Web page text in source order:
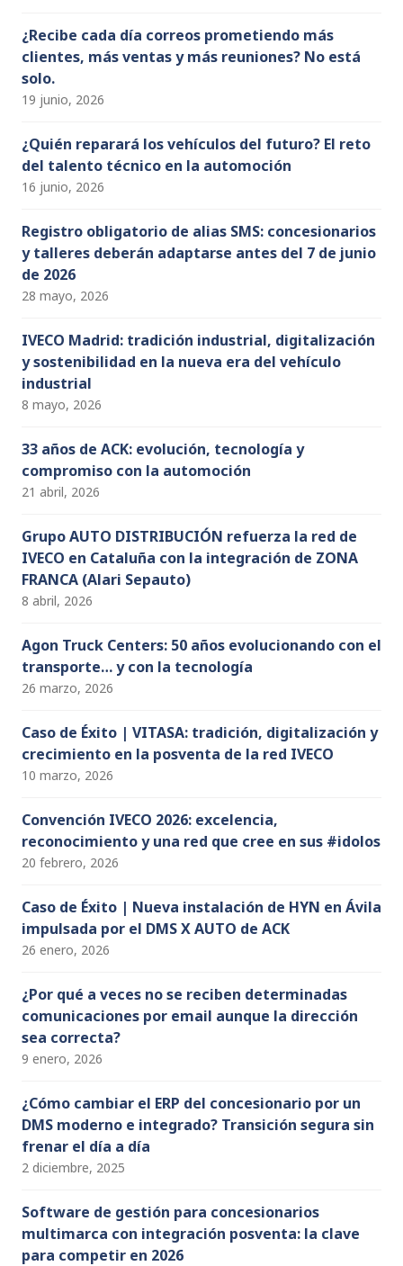
¿Recibe cada día correos prometiendo más
clientes, más ventas y más reuniones? No está
solo.
19 junio, 2026
¿Quién reparará los vehículos del futuro? El reto
del talento técnico en la automoción
16 junio, 2026
Registro obligatorio de alias SMS: concesionarios
y talleres deberán adaptarse antes del 7 de junio
de 2026
28 mayo, 2026
IVECO Madrid: tradición industrial, digitalización
y sostenibilidad en la nueva era del vehículo
industrial
8 mayo, 2026
33 años de ACK: evolución, tecnología y
compromiso con la automoción
21 abril, 2026
Grupo AUTO DISTRIBUCIÓN refuerza la red de
IVECO en Cataluña con la integración de ZONA
FRANCA (Alari Sepauto)
8 abril, 2026
Agon Truck Centers: 50 años evolucionando con el
transporte… y con la tecnología
26 marzo, 2026
Caso de Éxito | VITASA: tradición, digitalización y
crecimiento en la posventa de la red IVECO
10 marzo, 2026
Convención IVECO 2026: excelencia,
reconocimiento y una red que cree en sus #idolos
20 febrero, 2026
Caso de Éxito | Nueva instalación de HYN en Ávila
impulsada por el DMS X AUTO de ACK
26 enero, 2026
¿Por qué a veces no se reciben determinadas
comunicaciones por email aunque la dirección
sea correcta?
9 enero, 2026
¿Cómo cambiar el ERP del concesionario por un
DMS moderno e integrado? Transición segura sin
frenar el día a día
2 diciembre, 2025
Software de gestión para concesionarios
multimarca con integración posventa: la clave
para competir en 2026